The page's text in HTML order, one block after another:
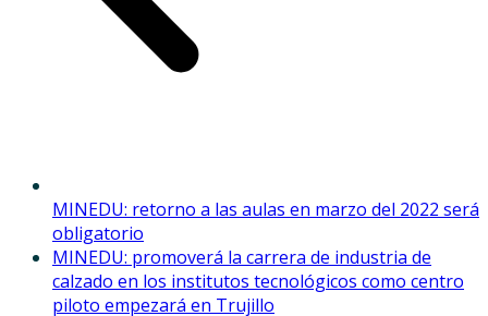
MINEDU: retorno a las aulas en marzo del 2022 será
obligatorio
MINEDU: promoverá la carrera de industria de
calzado en los institutos tecnológicos como centro
piloto empezará en Trujillo